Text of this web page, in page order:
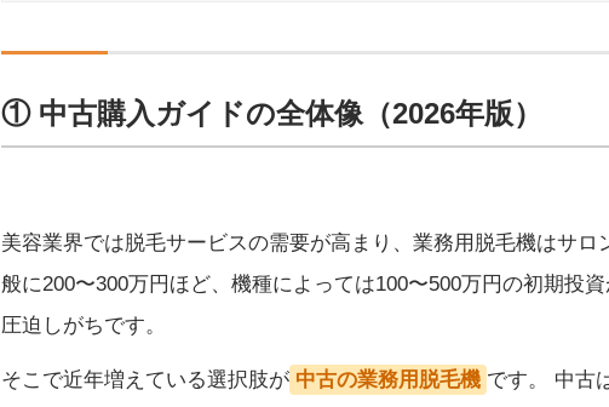
① 中古購入ガイドの全体像（2026年版）
美容業界では脱毛サービスの需要が高まり、業務用脱毛機はサ
般に200〜300万円ほど、機種によっては100〜500万円の初期投
圧迫しがちです。
そこで近年増えている選択肢が 中古の業務用脱毛機 です。 中古